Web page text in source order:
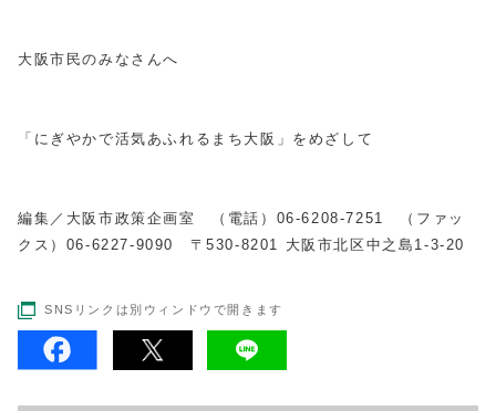
大阪市民のみなさんへ
「にぎやかで活気あふれるまち大阪」をめざして
編集／大阪市政策企画室 （電話） 06-6208-7251
（ファッ
クス） 06-6227-9090 〒530-8201 大阪市北区中之島 1-3-20
SNSリンクは別ウィンドウで開きます